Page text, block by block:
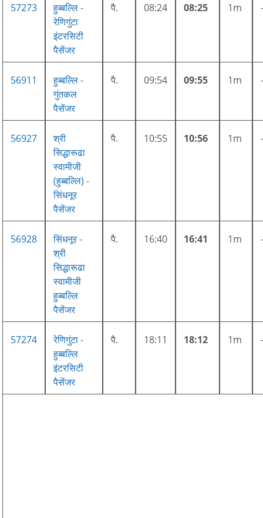
57273
हुब्बल्लि -
रेणिगुंटा
इंटरसिटी
पैसेंजर
पै. 08:24 08:25 1m
56911
हुब्बल्लि -
गुंतकल
पैसेंजर
पै. 09:54 09:55 1m
56927
श्री
सिद्धारूढा
स्वामीजी
(हुब्बल्लि) -
सिंधनूर
पैसेंजर
पै. 10:55 10:56 1m
56928
सिंधनूर -
श्री
सिद्धारूढा
स्वामीजी
हुब्बल्लि
पैसेंजर
पै. 16:40 16:41 1m
57274
रेणिगुंटा -
हुब्बल्लि
इंटरसिटी
पैसेंजर
पै. 18:11 18:12 1m